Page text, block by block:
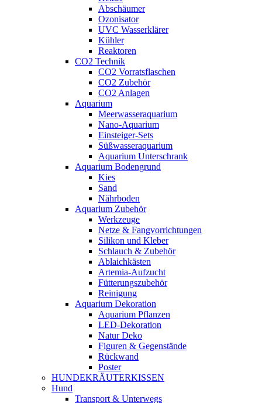
Abschäumer
Ozonisator
UVC Wasserklärer
Kühler
Reaktoren
CO2 Technik
CO2 Vorratsflaschen
CO2 Zubehör
CO2 Anlagen
Aquarium
Meerwasseraquarium
Nano-Aquarium
Einsteiger-Sets
Süßwasseraquarium
Aquarium Unterschrank
Aquarium Bodengrund
Kies
Sand
Nährboden
Aquarium Zubehör
Werkzeuge
Netze & Fangvorrichtungen
Silikon und Kleber
Schlauch & Zubehör
Ablaichkästen
Artemia-Aufzucht
Fütterungszubehör
Reinigung
Aquarium Dekoration
Aquarium Pflanzen
LED-Dekoration
Natur Deko
Figuren & Gegenstände
Rückwand
Poster
HUNDEKRÄUTERKISSEN
Hund
Transport & Unterwegs